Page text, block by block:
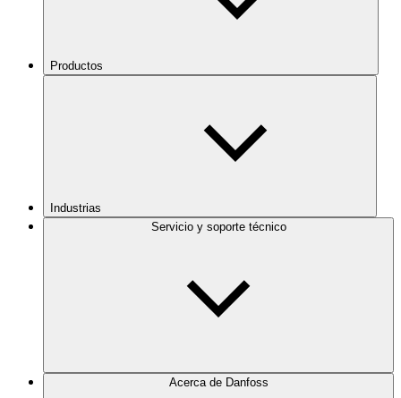
Productos
Industrias
Servicio y soporte técnico
Acerca de Danfoss